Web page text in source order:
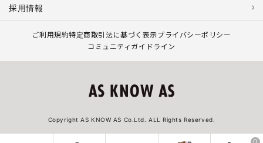
採用情報
ご利用規約特定商取引法に基づく表示プライバシーポリシー
コミュニティガイドライン
Copyright AS KNOW AS Co.Ltd. ALL Rights Reserved.